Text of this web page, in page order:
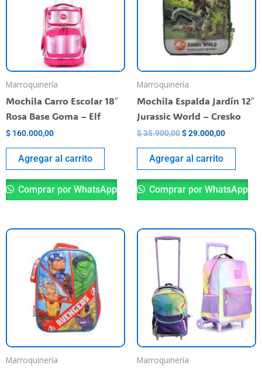
Marroquinería
Mochila Carro Escolar 18″
Rosa Base Goma – Elf
$ 160.000,00
Agregar al carrito
Comprar por WhatsApp
Marroquinería
Mochila Espalda Jardín 12″
Jurassic World – Cresko
$35.900,00$29.000,00
Agregar al carrito
Comprar por WhatsApp
Marroquinería Marroquinería
se